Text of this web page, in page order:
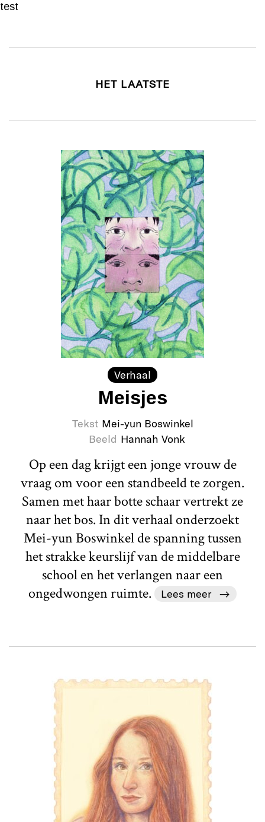
test
HET LAATSTE
Verhaal
Meisjes
Tekst Mei-yun Boswinkel
Beeld Hannah Vonk
Op een dag krijgt een jonge vrouw de
vraag om voor een standbeeld te zorgen.
Samen met haar botte schaar vertrekt ze
naar het bos. In dit verhaal onderzoekt
Mei-yun Boswinkel de spanning tussen
het strakke keurslijf van de middelbare
school en het verlangen naar een
ongedwongen ruimte.
Lees meer